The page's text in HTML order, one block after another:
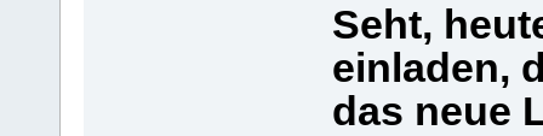
Seht,
einladen,
das neue